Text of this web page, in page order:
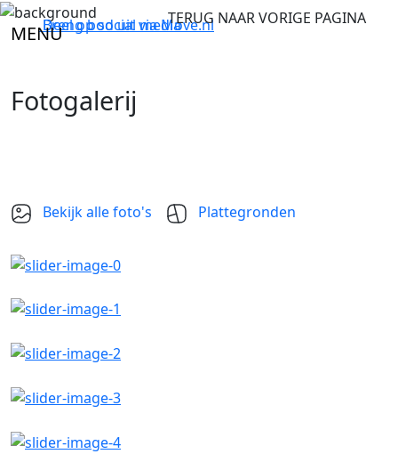
MENU
TERUG NAAR VORIGE PAGINA
Breng bod uit viaMove.nl
Deel op social media
Fotogalerij
Bekijk alle foto's Plattegronden